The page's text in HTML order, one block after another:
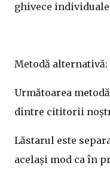
ghivece
Metodă alternativă:
Următoarea
dintre cititorii
Lăstarul este
același mod ca în